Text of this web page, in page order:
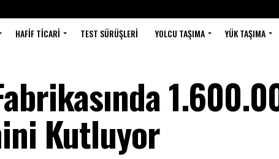
HAFIF TICARI TEST SÜRÜŞLERI YOLCU TAŞIMA YÜK TAŞIMA
Kutluyor